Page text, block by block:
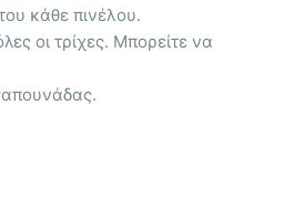
κάθε πινέλου.
οι τρίχες. Μπορείτε να